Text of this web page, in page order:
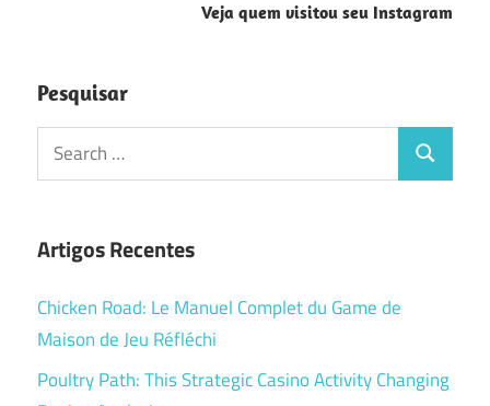
Veja quem visitou seu Instagram
Pesquisar
Search
for:
Search
Artigos Recentes
Chicken Road: Le Manuel Complet du Game de
Maison de Jeu Réfléchi
Poultry Path: This Strategic Casino Activity Changing